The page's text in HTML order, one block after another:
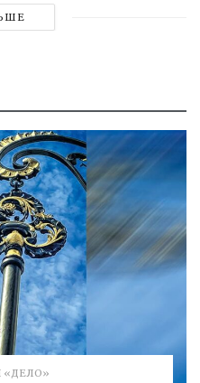
«ДЕЛО»